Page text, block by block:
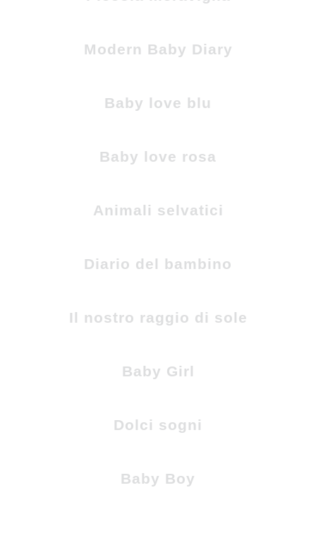
Modern Baby Diary
Baby love blu
Baby love rosa
Animali selvatici
Diario del bambino
Il nostro raggio di sole
Baby Girl
Dolci sogni
Baby Boy